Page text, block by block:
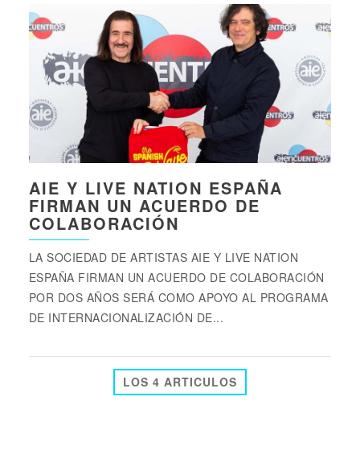
AIE Y LIVE NATION ESPAÑA
FIRMAN UN ACUERDO DE
COLABORACIÓN
LA SOCIEDAD DE ARTISTAS AIE Y LIVE NATION
ESPAÑA FIRMAN UN ACUERDO DE COLABORACIÓN
POR DOS AÑOS SERÁ COMO APOYO AL PROGRAMA
DE INTERNACIONALIZACIÓN DE...
LOS 4 ARTICULOS